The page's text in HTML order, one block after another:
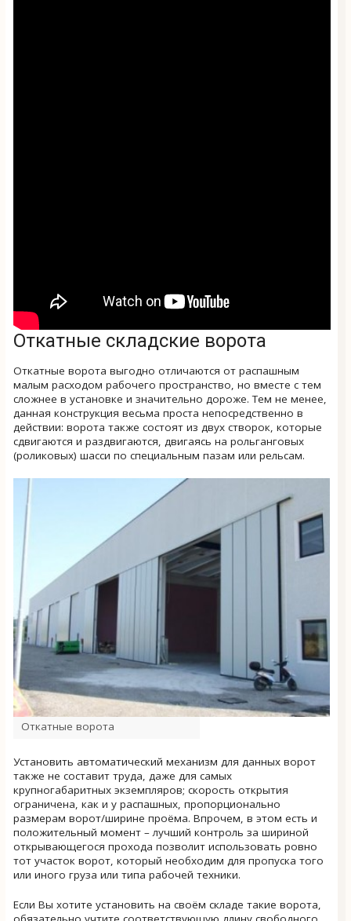
Откатные складские ворота
Откатные ворота выгодно отличаются от распашным
малым расходом рабочего пространство, но вместе с тем
сложнее в установке и значительно дороже. Тем не менее,
данная конструкция весьма проста непосредственно в
действии: ворота также состоят из двух створок, которые
сдвигаются и раздвигаются, двигаясь на рольганговых
(роликовых) шасси по специальным пазам или рельсам.
Откатные ворота
Установить автоматический механизм для данных ворот
также не составит труда, даже для самых
крупногабаритных экземпляров; скорость открытия
ограничена, как и у распашных, пропорционально
размерам ворот/ширине проёма. Впрочем, в этом есть и
положительный момент – лучший контроль за шириной
открывающегося прохода позволит использовать ровно
тот участок ворот, который необходим для пропуска того
или иного груза или типа рабочей техники.
Если Вы хотите установить на своём складе такие ворота,